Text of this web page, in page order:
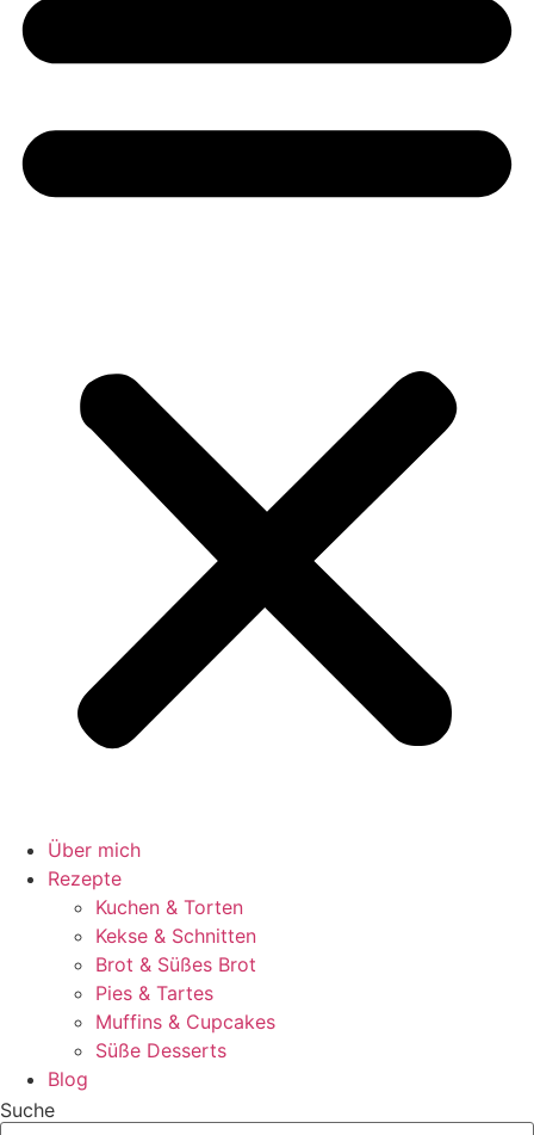
Über mich
Rezepte
Kuchen & Torten
Kekse & Schnitten
Brot & Süßes Brot
Pies & Tartes
Muffins & Cupcakes
Süße Desserts
Blog
Suche